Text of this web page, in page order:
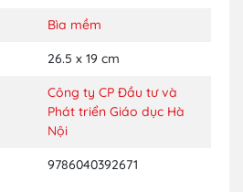
Bìa mềm
26.5 x 19 cm
Công ty CP Đầu tư và
Phát triển Giáo dục Hà
Nội
9786040392671